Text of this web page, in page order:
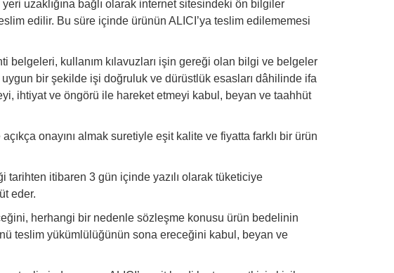
uzaklığına bağlı olarak internet sitesindeki ön bilgiler
edilir. Bu süre içinde ürünün ALICI’ya teslim edilememesi
kullanım kılavuzları işin gereği olan bilgi ve belgeler
bir şekilde işi doğruluk ve dürüstlük esasları dâhilinde ifa
ihtiyat ve öngörü ile hareket etmeyi kabul, beyan ve taahhüt
onayını almak suretiyle eşit kalite ve fiyatta farklı bir ürün
itibaren 3 gün içinde yazılı olarak tüketiciye
eder.
herhangi bir nedenle sözleşme konusu ürün bedelinin
teslim yükümlülüğünün sona ereceğini kabul, beyan ve